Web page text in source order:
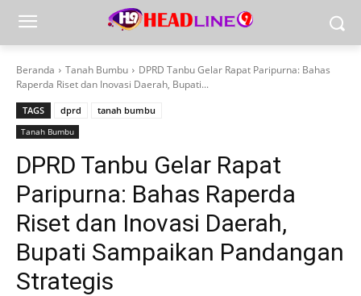
Beranda Tanah Bumbu
DPRD Tanbu Gelar Rapat Paripurna: Bahas
Raperda Riset dan Inovasi Daerah, Bupati...
TAGS dprd tanah bumbu
Tanah Bumbu
DPRD Tanbu Gelar Rapat
Paripurna: Bahas Raperda
Riset dan Inovasi Daerah,
Bupati Sampaikan Pandangan
Strategis